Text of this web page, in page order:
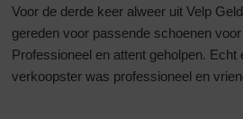
Voor de derde keer alweer uit Velp
gereden voor passende schoenen
Professioneel en attent geholpen. Echt
verkoopster was professioneel en